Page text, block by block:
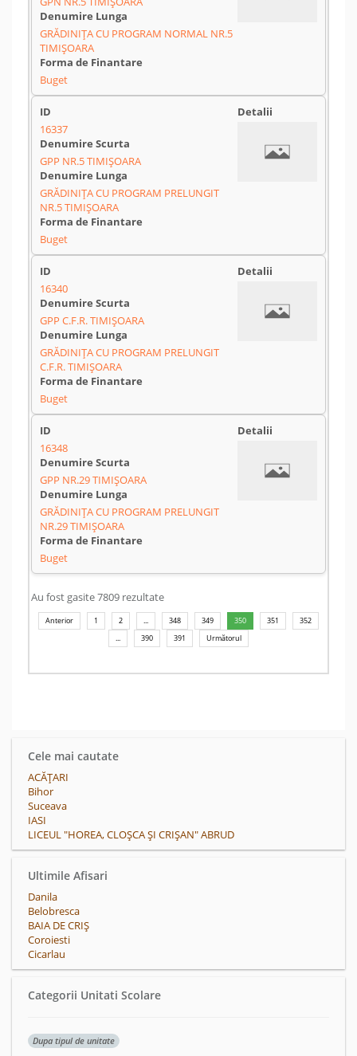
GRĂDINIȚA CU PROGRAM NORMAL NR.5
TIMIȘOARA
Buget
16337
GPP NR.5 TIMIȘOARA
GRĂDINIȚA CU PROGRAM PRELUNGIT
NR.5 TIMIȘOARA
Buget
16340
GPP C.F.R. TIMIȘOARA
GRĂDINIȚA CU PROGRAM PRELUNGIT
C.F.R. TIMIȘOARA
Buget
16348
GPP NR.29 TIMIȘOARA
GRĂDINIȚA CU PROGRAM PRELUNGIT
NR.29 TIMIȘOARA
Buget
Au fost gasite 7809 rezultate
Anterior 1 2 ... 348 349 350 351
352
...
390 391 Următorul
Cele mai cautate
ACĂŢARI
Bihor
Suceava
IASI
LICEUL "HOREA, CLOȘCA ȘI CRIȘAN" ABRUD
Ultimile Afisari
Danila
Belobresca
BAIA DE CRIŞ
Coroiesti
Cicarlau
Categorii Unitati Scolare
Dupa tipul de unitate